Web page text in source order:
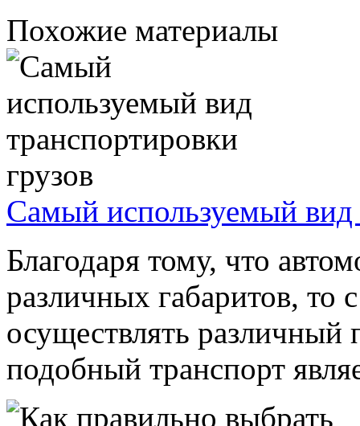
Похожие материалы
Самый используемый вид
Благодаря тому, что
различных габаритов,
осуществлять различный
подобный транспорт